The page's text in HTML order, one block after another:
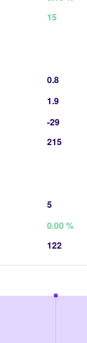
15
0.8
1.9
-29
215
5
0.00 %
122